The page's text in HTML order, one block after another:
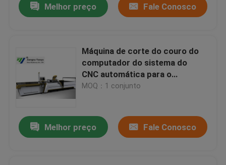
Melhor preço Fale Conosco
Máquina de corte do couro do
computador do sistema do
CNC automática para o
brinquedo do luxuoso
MOQ：1 conjunto
Melhor preço Fale Conosco